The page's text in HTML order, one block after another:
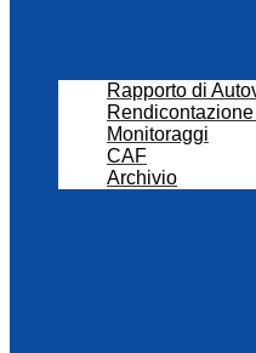
Rapporto di
Monitoraggi
CAF
Archivio